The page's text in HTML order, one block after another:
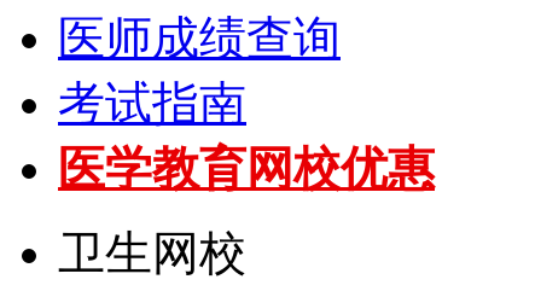
医师成绩查询
考试指南
医学教育网校优惠
卫生网校